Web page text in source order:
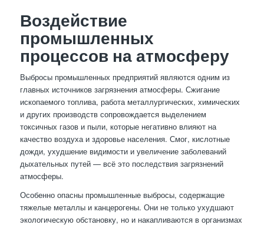
Воздействие
промышленных
процессов на атмосферу
Выбросы промышленных предприятий являются одним из
главных источников загрязнения атмосферы. Сжигание
ископаемого топлива, работа металлургических, химических
и других производств сопровождается выделением
токсичных газов и пыли, которые негативно влияют на
качество воздуха и здоровье населения. Смог, кислотные
дожди, ухудшение видимости и увеличение заболеваний
дыхательных путей — всё это последствия загрязнений
атмосферы.
Особенно опасны промышленные выбросы, содержащие
тяжелые металлы и канцерогены. Они не только ухудшают
экологическую обстановку, но и накапливаются в организмах